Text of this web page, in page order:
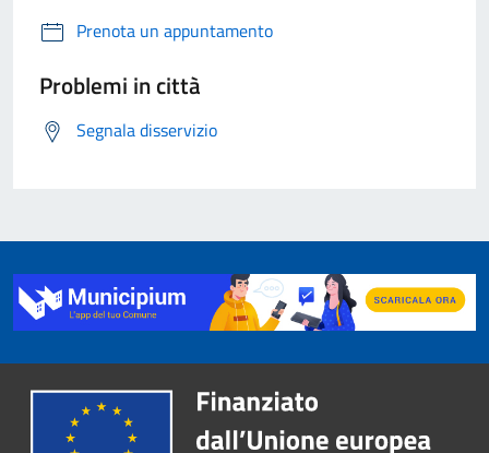
Prenota un appuntamento
Problemi in città
Segnala disservizio